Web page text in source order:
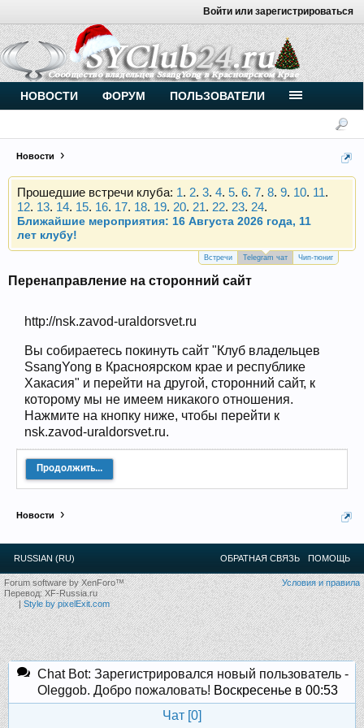
Войти или зарегистрироваться
Новости
Внимание, новые участники нашего клуба!
Основное общение происходит вTelegram-чате.
Присоединяйтесь.
Чип-тюнинг (прошивка) дизелей от
Vahmurka
12.13.14.15.16.17.18.19.20.21.22.23.24.
Ближайшие мероприятия: 16 Августа 2026 года, 11
лет клубу!
Внимание, новые участники нашего клуба!
Основное общение происходит вTelegram-чате.
Чип-тюнинг (прошивка) дизелей от
Прошедшие встречи клуба:1.2 .3.4 .5 .6.7.8.9.10
12.13.14.15.16.17.18 .19.20.21 22.23.24.
Ближайшие мероприятия: 16 Августа 2026 года, 11
лет клубу!
Встречи Telegram чат Чип-тюниг
Перенаправление на сторонний сайт
http://nsk.zavod-uraldorsvet.ru
Вы собираетесь покинуть сайт "Клуб владельцев
SsangYong в Красноярском крае и республике
Хакасия" и перейти на другой, сторонний сайт, к
которому мы не имеем никакого отношения.
Нажмите на кнопку ниже, чтобы перейти к
nsk.zavod-uraldorsvet.ru.
Продолжить...
Новости
НОВОСТИ ФОРУМ ПОЛЬЗОВАТЕЛИ
RUSSIAN (RU) ОБРАТНАЯ СВЯЗЬ ПОМОЩЬ
Условия и правила
Forum software by XenForo™
Перевод:XF-Russia.ru
|Style by pixelExit.com
Chat Bot: Зарегистрировался новый пользователь -
Oleggob. Добро пожаловать! Воскресенье в 00:53
Чат [0]